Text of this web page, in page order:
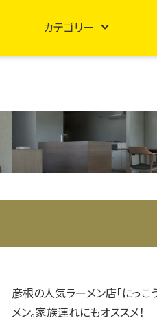
カテゴリー
彦根の人気ラーメン店「にっこ
メン。家族連れにもオススメ！